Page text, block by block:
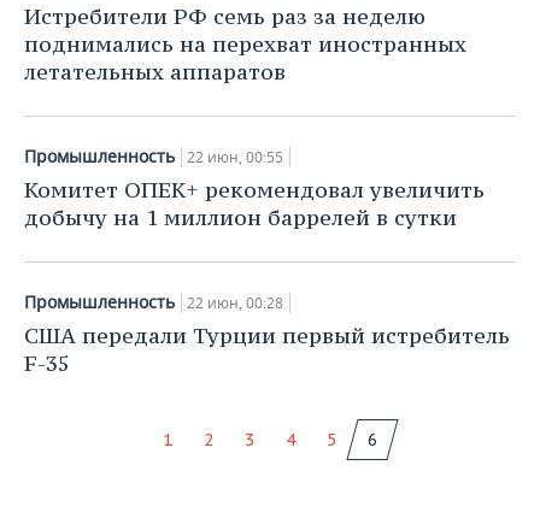
Истребители РФ семь раз за неделю
поднимались на перехват иностранных
летательных аппаратов
Промышленность 22 июн, 00:55
Комитет ОПЕК+ рекомендовал увеличить
добычу на 1 миллион баррелей в сутки
Промышленность 22 июн, 00:28
США передали Турции первый истребитель
F-35
1 2 3 4 5 6